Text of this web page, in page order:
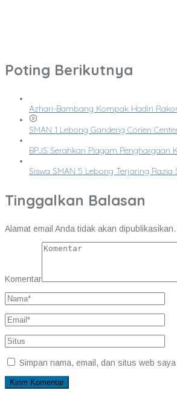
Poting Berikutnya
Azhari-Bambang Kompak Hadiri
SMAN 1 Lebong Gandeng Corien
BPJS Serahkan Piagam Penghargaan
Siswa SMAN 5 Lebong Terjaring Razia
Tinggalkan Balasan
Alamat email Anda tidak akan dipublikasikan.
Komentar
Simpan nama, email, dan situs web